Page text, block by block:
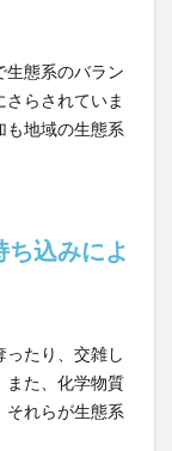
生態系のバラン
らされていま
も地域の生態系
込みによ
たり、交雑し
また、化学物質
それらが生態系